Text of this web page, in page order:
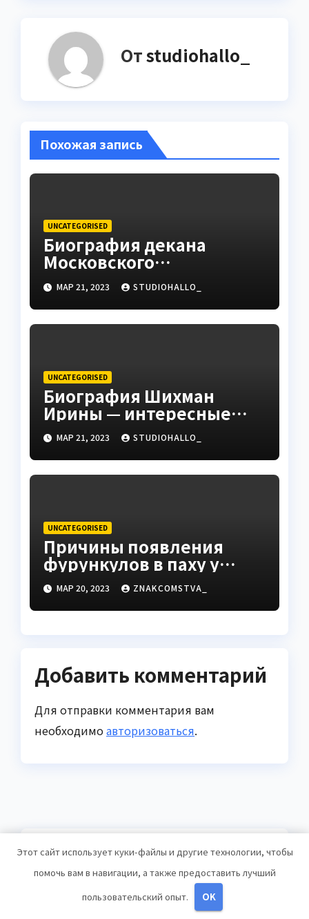
Отstudiohallo_
Похожая запись
UNCATEGORISED
Биография декана
Московского
государственного
университета Андрея
Сидорова — от студента
до руководителя
МАР 21, 2023 STUDIOHALLO_
UNCATEGORISED
Биография Шихман
Ирины — интересные
факты, достижения и
путь к успеху
МАР 21, 2023 STUDIOHALLO_
UNCATEGORISED
Причины появления
фурункулов в паху у
мужчин
МАР 20, 2023 ZNAKCOMSTVA_
Добавить комментарий
Для отправки комментария вам
необходимоавторизоваться.
You missed
Этот сайт использует куки-файлы и другие технологии, чтобы
помочь вам в навигации, а также предоставить лучший
пользовательский опыт.
OK